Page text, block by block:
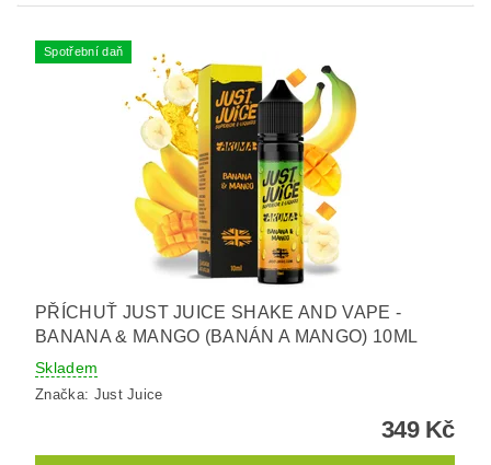
Spotřební daň
PŘÍCHUŤ JUST JUICE SHAKE AND VAPE -
BANANA & MANGO (BANÁN A MANGO) 10ML
Skladem
Značka: Just Juice
349 Kč